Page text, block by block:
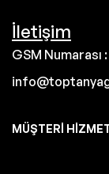
İletişim
GSM Numarası
MÜŞTERI